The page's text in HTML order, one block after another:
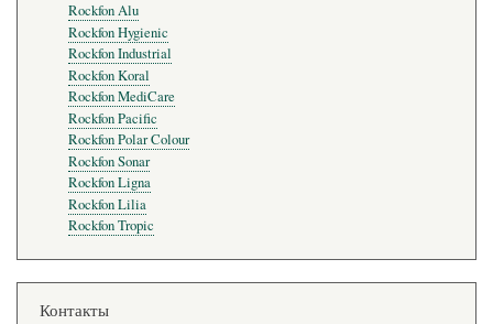
Rockfon Alu
Rockfon Hygienic
Rockfon Industrial
Rockfon Koral
Rockfon MediCare
Rockfon Pacific
Rockfon Polar Colour
Rockfon Sonar
Rockfon Ligna
Rockfon Lilia
Rockfon Tropic
Контакты